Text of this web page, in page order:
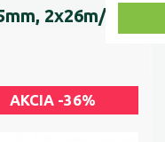
2x26m/bal
AKCIA -36%